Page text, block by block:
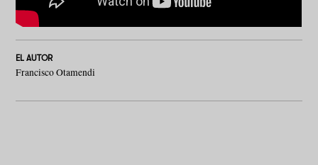
EL AUTOR
Francisco Otamendi